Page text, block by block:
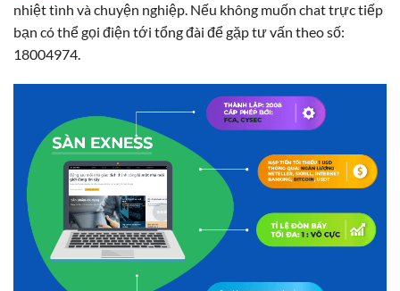
nhiệt tình và chuyện nghiệp. Nếu không muốn chat trực tiếp
bạn có thể gọi điện tới tổng đài để gặp tư vấn theo số:
18004974.